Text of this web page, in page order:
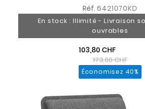
Réf.6421070KD
En stock : Illimité - Livraison
ouvrables
103,80 CHF
173,00 CHF
Économisez 40%